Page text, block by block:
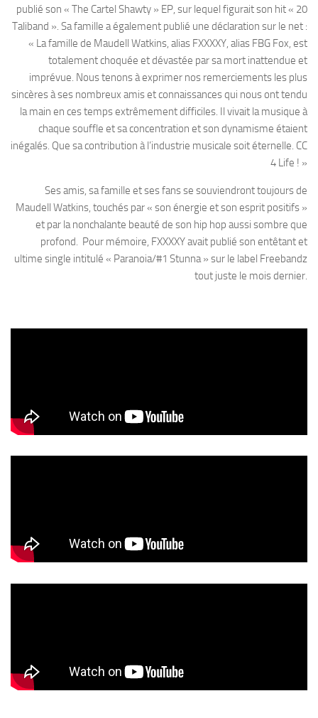
publié son « The Cartel Shawty » EP, sur lequel figurait son hit « 20
Taliband ». Sa famille a également publié une déclaration sur le net :
« La famille de Maudell Watkins, alias FXXXXY, alias FBG Fox, est
totalement choquée et dévastée par sa mort inattendue et
imprévue. Nous tenons à exprimer nos remerciements les plus
sincères à ses nombreux amis et connaissances qui nous ont tendu
la main en ces temps extrêmement difficiles. Il vivait la musique à
chaque souffle et sa concentration et son dynamisme étaient
inégalés. Que sa contribution à l’industrie musicale soit éternelle. CC
4 Life ! »
Ses amis, sa famille et ses fans se souviendront toujours de
Maudell Watkins, touchés par « son énergie et son esprit positifs »
et par la nonchalante beauté de son hip hop aussi sombre que
profond. Pour mémoire, FXXXXY avait publié son entêtant et
ultime single intitulé « Paranoia/#1 Stunna » sur le label Freebandz
tout juste le mois dernier.